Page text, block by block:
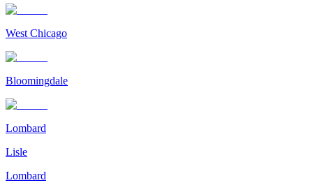
West Chicago
Bloomingdale
Lombard
Lisle
Lombard